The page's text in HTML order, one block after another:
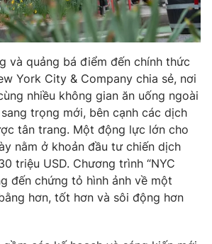
Podcast
Shorts video
VTV Thể thao
Bất động sản
và quảng bá điểm đến chính thức
York City & Company chia sẻ, nơi
nhiều không gian ăn uống ngoài
trọng mới, bên cạnh các dịch
tân trang. Một động lực lớn cho
nằm ở khoản đầu tư chiến dịch
triệu USD. Chương trình “NYC
đến chứng tỏ hình ảnh về một
hơn, tốt hơn và sôi động hơn